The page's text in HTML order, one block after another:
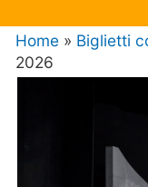
Home » Biglietti
2026